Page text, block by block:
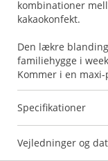
kombinationer
kakaokonfekt.
Den lækre
familiehygge i
Kommer i en
Specifikationer
Vejledninger og